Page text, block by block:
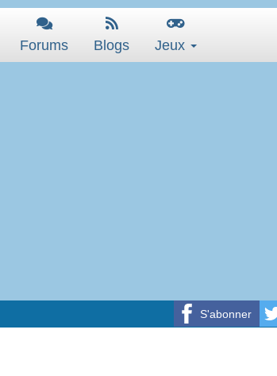
Forums Blogs Jeux
S'abonner